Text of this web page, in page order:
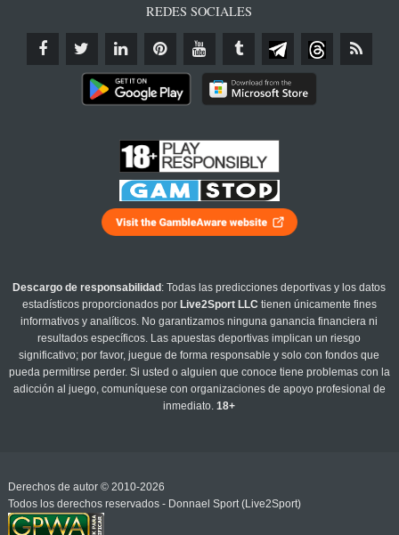
REDES SOCIALES
Descargo de responsabilidad : Todas las predicciones deportivas y los datos
estadísticos proporcionados por Live2Sport LLC tienen únicamente fines
informativos y analíticos. No garantizamos ninguna ganancia financiera ni
resultados específicos. Las apuestas deportivas implican un riesgo
significativo; por favor, juegue de forma responsable y solo con fondos que
pueda permitirse perder. Si usted o alguien que conoce tiene problemas con la
adicción al juego, comuníquese con organizaciones de apoyo profesional de
inmediato.18+
Derechos de autor © 2010-2026
Todos los derechos reservados - Donnael Sport (Live2Sport)